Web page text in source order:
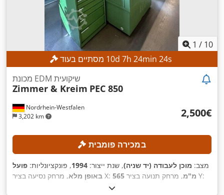
1 / 10
10d 7h 24min 22s
Nordrhein-Westfalen
3,202 km
מכונת EDM שיקועית
Zimmer & Kreim PEC 850
‏2,500 ‏€
במכירה פומבית
מצב: מוכן לעבודה (יד שניה), שנת ייצור: 1994, פונקציונליות: פועל
באופן מלא , מרחק נסיעה בציר X: 565 מ"מ , מרחק תנועה בציר Y: